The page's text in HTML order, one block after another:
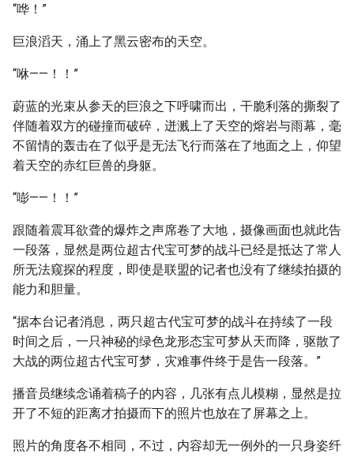
“哗！”
巨浪滔天，涌上了黑云密布的天空。
“咻——！！”
蔚蓝的光束从参天的巨浪之下呼啸而出，干脆利落的撕裂了
伴随着双方的碰撞而破碎，迸溅上了天空的熔岩与雨幕，毫
不留情的轰击在了似乎是无法飞行而落在了地面之上，仰望
着天空的赤红巨兽的身躯。
“嘭——！！”
跟随着震耳欲聋的爆炸之声席卷了大地，摄像画面也就此告
一段落，显然是两位超古代宝可梦的战斗已经是抵达了常人
所无法窥探的程度，即使是联盟的记者也没有了继续拍摄的
能力和胆量。
“据本台记者消息，两只超古代宝可梦的战斗在持续了一段
时间之后，一只神秘的绿色龙形态宝可梦从天而降，驱散了
大战的两位超古代宝可梦，灾难事件终于是告一段落。”
播音员继续念诵着稿子的内容，几张有点儿模糊，显然是拉
开了不短的距离才拍摄而下的照片也放在了屏幕之上。
照片的角度各不相同，不过，内容却无一例外的一只身姿纤